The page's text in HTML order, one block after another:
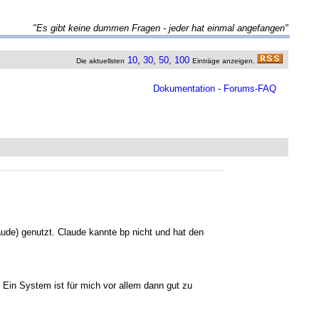
"Es gibt keine dummen Fragen - jeder hat einmal angefangen"
Die aktuellsten 10, 30, 50, 100 Einträge anzeigen.
Dokumentation - Forums-FAQ
genutzt. Claude kannte bp nicht und hat den
System ist für mich vor allem dann gut zu